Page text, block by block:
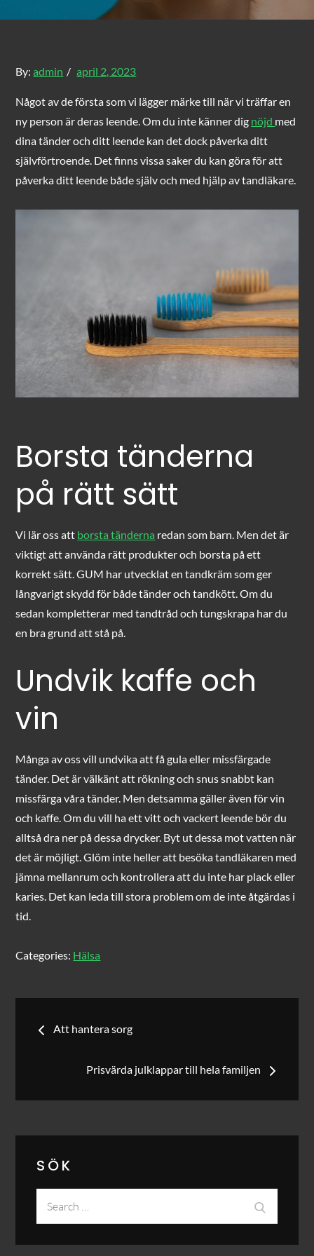
By:admin
Posted
april 2, 2023
Något av de första som vi lägger märke till när vi träffar en
ny person är deras leende. Om du inte känner dig nöjd med
dina tänder och ditt leende kan det dock påverka ditt
självförtroende. Det finns vissa saker du kan göra för att
påverka ditt leende både själv och med hjälp av tandläkare.
Borsta tänderna
på rätt sätt
Vi lär oss att borsta tänderna redan som barn. Men det är
viktigt att använda rätt produkter och borsta på ett
korrekt sätt. GUM har utvecklat en tandkräm som ger
långvarigt skydd för både tänder och tandkött. Om du
sedan kompletterar med tandtråd och tungskrapa har du
en bra grund att stå på.
Undvik kaffe och
vin
Många av oss vill undvika att få gula eller missfärgade
tänder. Det är välkänt att rökning och snus snabbt kan
missfärga våra tänder. Men detsamma gäller även för vin
och kaffe. Om du vill ha ett vitt och vackert leende bör du
alltså dra ner på dessa drycker. Byt ut dessa mot vatten när
det är möjligt. Glöm inte heller att besöka tandläkaren med
jämna mellanrum och kontrollera att du inte har plack eller
karies. Det kan leda till stora problem om de inte åtgärdas i
tid.
Categories: Hälsa
Inläggsnavigering
Att hantera sorg
Prisvärda julklappar till hela familjen
SÖK